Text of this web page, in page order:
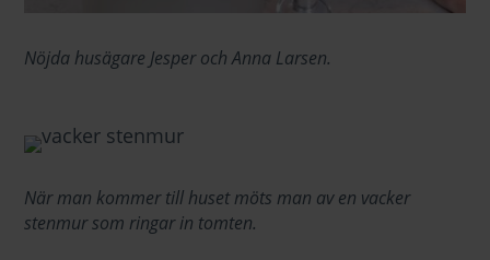
Nöjda husägare Jesper och Anna Larsen.
När man kommer till huset möts man av en vacker
stenmur som ringar in tomten.